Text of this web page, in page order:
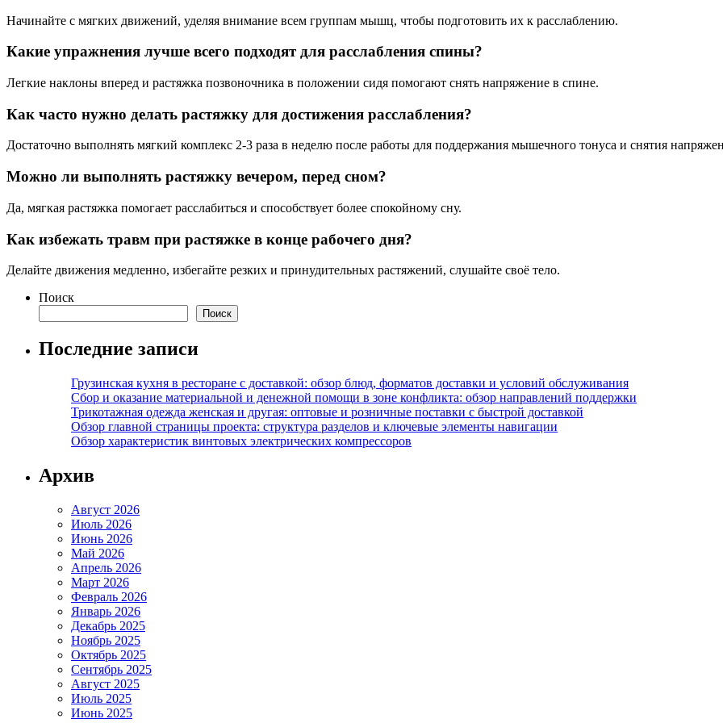
Начинайте с мягких движений, уделяя внимание всем группам мышц, чтобы подготовить их к расслаблению.
Какие упражнения лучше всего подходят для расслабления спины?
Легкие наклоны вперед и растяжка позвоночника в положении сидя помогают снять напряжение в спине.
Как часто нужно делать растяжку для достижения расслабления?
Достаточно выполнять мягкий комплекс 2-3 раза в неделю после работы для поддержания мышечного тонуса и снятия
Можно ли выполнять растяжку вечером, перед сном?
Да, мягкая растяжка помогает расслабиться и способствует более спокойному сну.
Как избежать травм при растяжке в конце рабочего дня?
Делайте движения медленно, избегайте резких и принудительных растяжений, слушайте своё тело.
Поиск
Поиск
Последние записи
Грузинская кухня в ресторане с доставкой: обзор блюд, форматов доставки и условий обслуживания
Сбор и оказание материальной и денежной помощи в зоне конфликта: обзор направлений поддержки
Трикотажная одежда женская и другая: оптовые и розничные поставки с быстрой доставкой
Обзор главной страницы проекта: структура разделов и ключевые элементы навигации
Обзор характеристик винтовых электрических компрессоров
Архив
Август 2026
Июль 2026
Июнь 2026
Май 2026
Апрель 2026
Март 2026
Февраль 2026
Январь 2026
Декабрь 2025
Ноябрь 2025
Октябрь 2025
Сентябрь 2025
Август 2025
Июль 2025
Июнь 2025